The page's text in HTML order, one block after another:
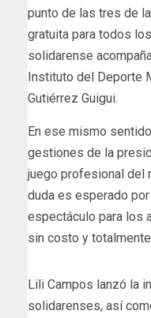
punto de las tres de
gratuita para todos
solidarense
Instituto del Deporte
Gutiérrez Guigui.
En ese mismo
gestiones de la
juego profesional del
duda es esperado
espectáculo para los
sin costo y
Lili Campos lanzó la
solidarenses, así